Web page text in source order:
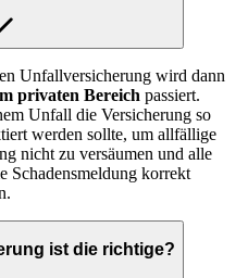
Unfallversicherung wird dann
privaten Bereich passiert.
Unfall die Versicherung so
werden sollte, um allfällige
nicht zu versäumen und alle
Schadensmeldung korrekt
ist die richtige?